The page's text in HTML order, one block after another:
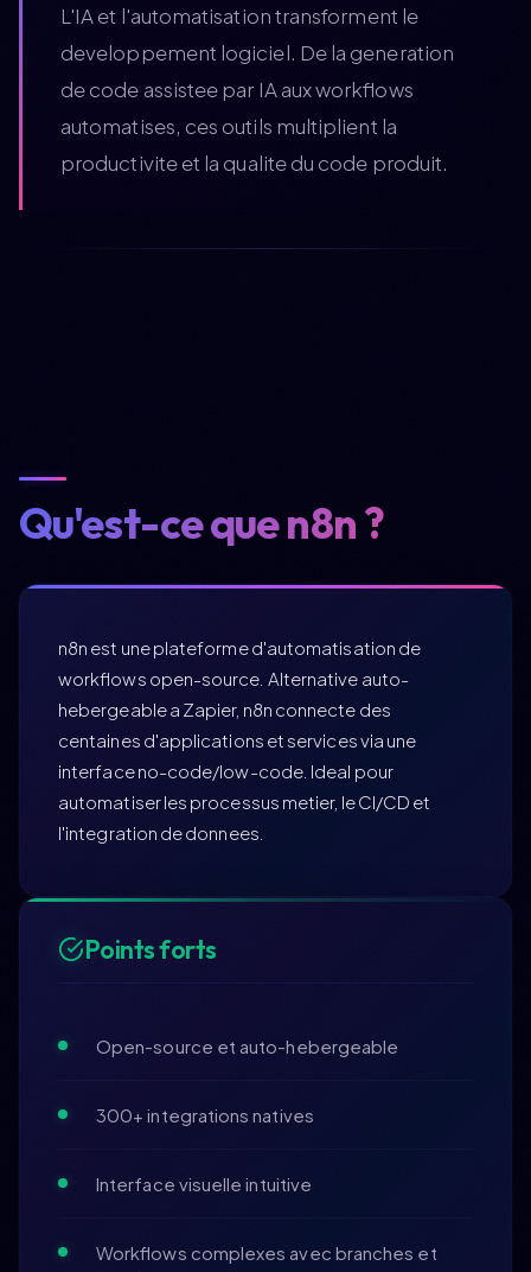
L'IA et l'automatisation transforment le
developpement logiciel. De la generation
de code assistee par IA aux workflows
automatises, ces outils multiplient la
productivite et la qualite du code produit.
Qu'est-ce que n8n ?
n8n est une plateforme d'automatisation de
workflows open-source. Alternative auto-
hebergeable a Zapier, n8n connecte des
centaines d'applications et services via une
interface no-code/low-code. Ideal pour
automatiser les processus metier, le CI/CD et
l'integration de donnees.
Points forts
Open-source et auto-hebergeable
300+ integrations natives
Interface visuelle intuitive
Workflows complexes avec branches et